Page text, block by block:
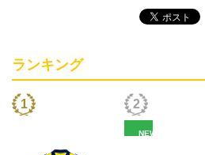
ランキング
NEW